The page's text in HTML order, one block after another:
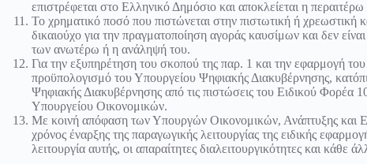
επιστρέφεται στο Ελληνικό Δημόσιο και αποκλείεται η
Το χρηματικό ποσό που πιστώνεται στην πιστωτική ή χρεωστική
δικαιούχο για την πραγματοποίηση αγοράς καυσίμων και δεν
των ανωτέρω ή η ανάληψή του.
Για την εξυπηρέτηση του σκοπού της παρ. 1 και την εφαρμογή
προϋπολογισμό του Υπουργείου Ψηφιακής Διακυβέρνησης,
Ψηφιακής Διακυβέρνησης από τις πιστώσεις του Ειδικού Φορέα
Υπουργείου Οικονομικών.
Με κοινή απόφαση των Υπουργών Οικονομικών, Ανάπτυξης και
χρόνος έναρξης της παραγωγικής λειτουργίας της ειδικής
λειτουργία αυτής, οι απαραίτητες διαλειτουργικότητες και